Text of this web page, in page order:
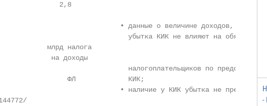
2,8
• данные о величине доходов,
убытка КИК не влияют на обязанность
млрд налога
на доходы
налогоплательщиков по
ФЛ             КИК;
• наличие у КИК убытка не
-